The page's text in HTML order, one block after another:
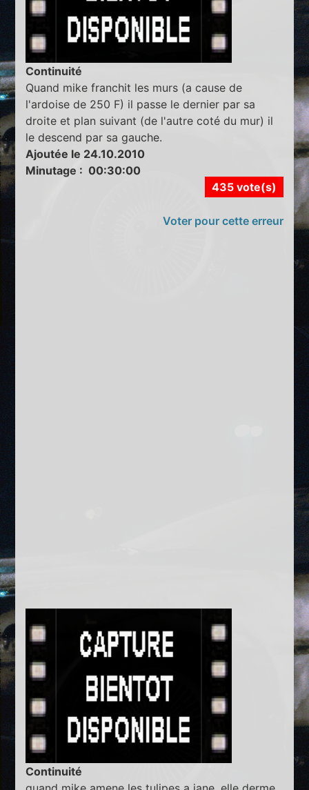
Continuité
Quand mike franchit les murs (a cause de
l'ardoise de 250 F) il passe le dernier par sa
droite et plan suivant (de l'autre coté du mur) il
le descend par sa gauche.
Ajoutée le 24.10.2010
Minutage : 00:30:00
435 vote(s)
Voter pour cette erreur
Continuité